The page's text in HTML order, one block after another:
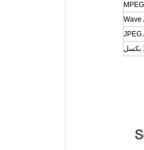
Wave
JPEG